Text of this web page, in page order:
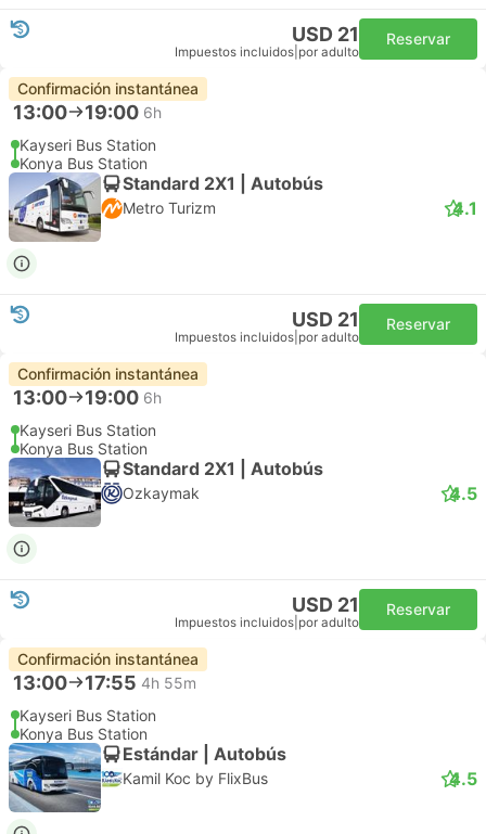
USD 21
Impuestos incluidos por adulto
Reservar
Confirmación instantánea
13:00 19:00 6h
Kayseri Bus Station
Konya Bus Station
Standard 2X1 | Autobús
Metro Turizm 4.1
USD 21
Impuestos incluidos por adulto
Reservar
Confirmación instantánea
13:00 19:00 6h
Kayseri Bus Station
Konya Bus Station
Standard 2X1 | Autobús
Ozkaymak 4.5
USD 21
Impuestos incluidos por adulto
Reservar
Confirmación instantánea
13:00 17:55 4h 55m
Kayseri Bus Station
Konya Bus Station
Estándar | Autobús
Kamil Koc by FlixBus 4.5